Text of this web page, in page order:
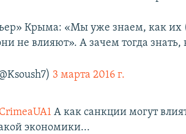
Крыма: «Мы уже знаем, как их
не влияют». А зачем тогда знать,
3 марта 2016 г.
А как санкции могут
экономики...